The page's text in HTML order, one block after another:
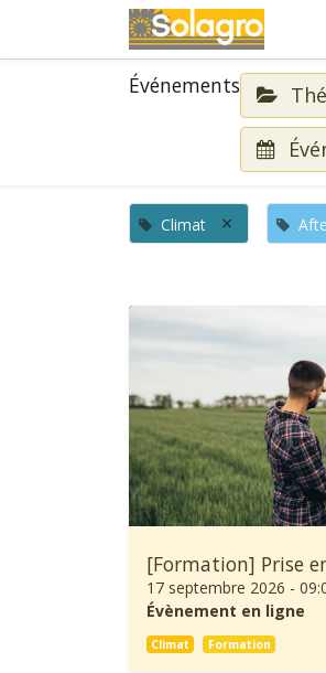
Événements
Climat ×
17 septembre 2026 -
Évènement en ligne
Climat Formation